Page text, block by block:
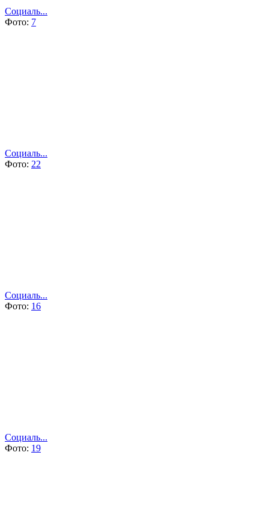
Социаль...
Фото: 7
Социаль...
Фото: 22
Социаль...
Фото: 16
Социаль...
Фото: 19